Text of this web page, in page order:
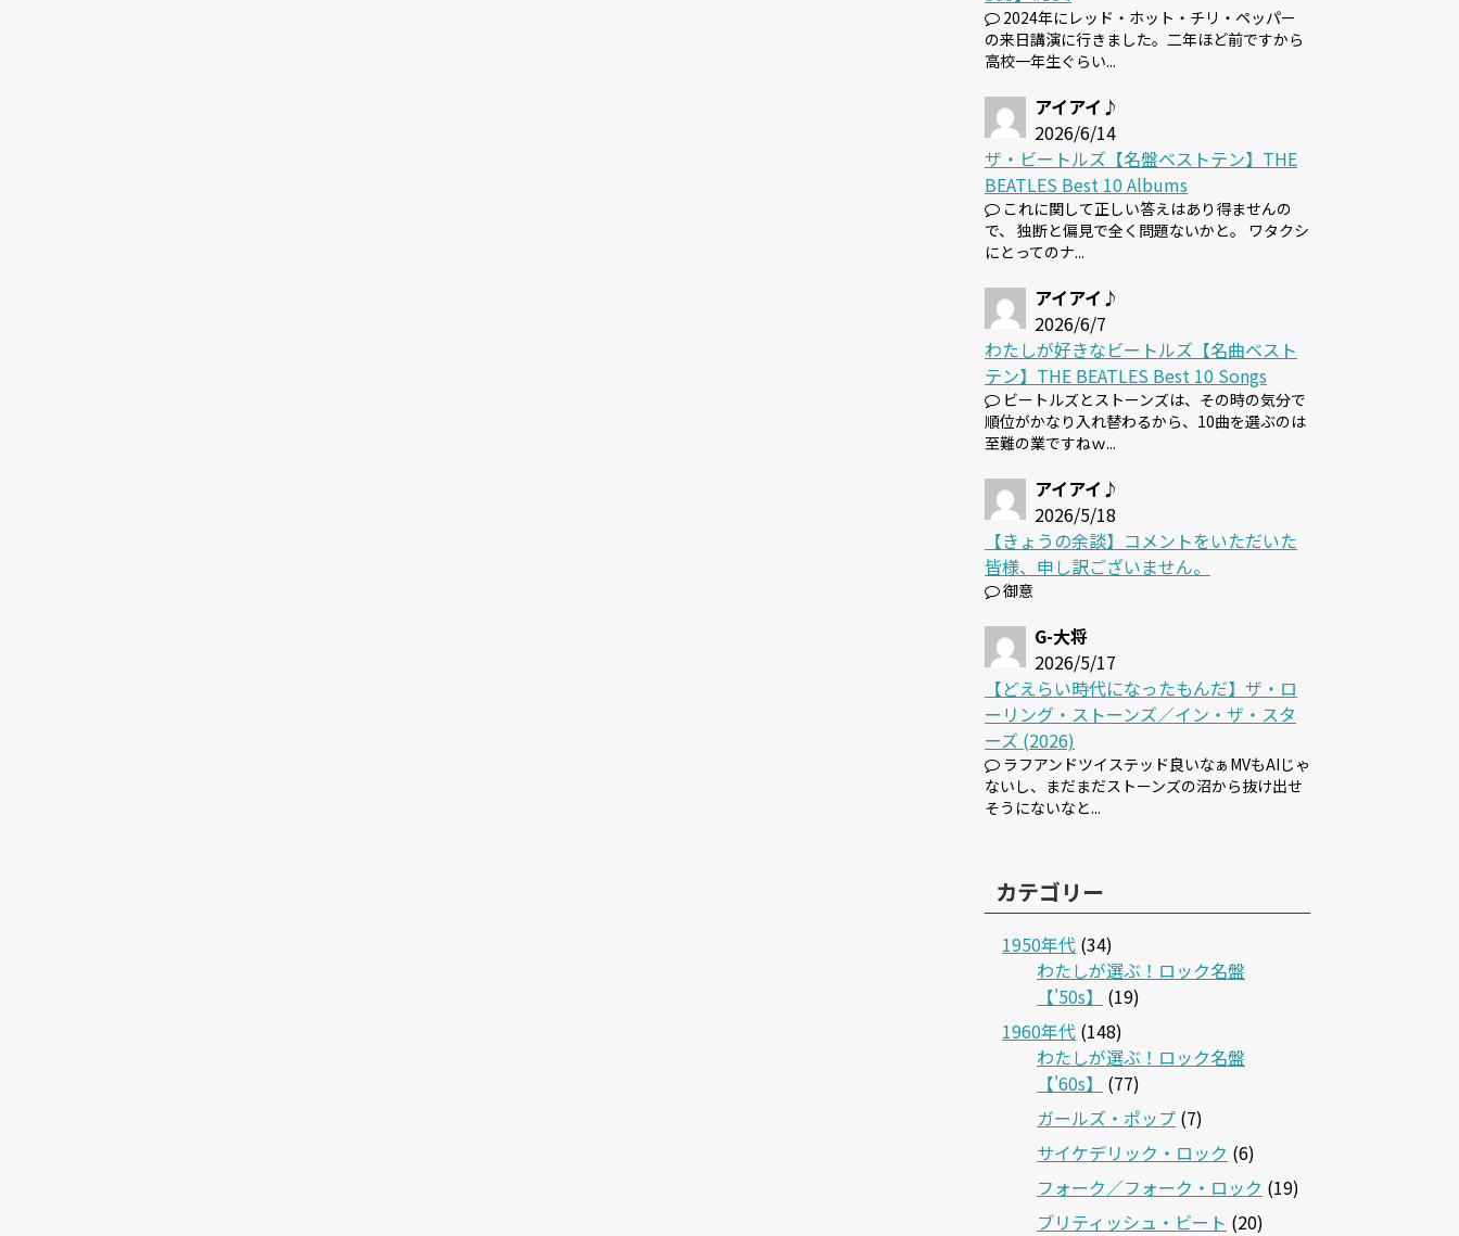
2024年にレッド・ホット・チリ・ペッパー
の来日講演に行きました。二年ほど前ですから
高校一年生ぐらい...
アイアイ♪
2026/6/14
ザ・ビートルズ【名盤ベストテン】THE
BEATLES Best 10 Albums
これに関して正しい答えはあり得ませんの
で、 独断と偏見で全く問題ないかと。 ワタクシ
にとってのナ...
アイアイ♪
2026/6/7
わたしが好きなビートルズ【名曲ベスト
テン】THE BEATLES Best 10 Songs
ビートルズとストーンズは、その時の気分で
順位がかなり入れ替わるから、10曲を選ぶのは
至難の業ですねｗ...
アイアイ♪
2026/5/18
【きょうの余談】コメントをいただいた
皆様、申し訳ございません。
御意
G-大将
2026/5/17
【どえらい時代になったもんだ】ザ・ロ
ーリング・ストーンズ／イン・ザ・スタ
ーズ (2026)
ラフアンドツイステッド良いなぁMVもAIじゃ
ないし、まだまだストーンズの沼から抜け出せ
そうにないなと...
カテゴリー
1950年代 (34)
わたしが選ぶ！ロック名盤
【'50s】
(19)
1960年代 (148)
わたしが選ぶ！ロック名盤
【'60s】
(77)
ガールズ・ポップ (7)
サイケデリック・ロック (6)
フォーク／フォーク・ロック (19)
ブリティッシュ・ビート (20)